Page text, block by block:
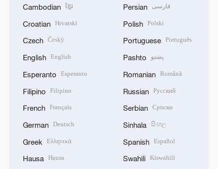
Cambodian ខ្មែរ
Croatian Hrvatski
Czech Český
English English
Esperanto Esperanto
Filipino Filipino
French Français
German Deutsch
Greek Ελληνικά
Hausa Hausa
Persian فارسی
Polish Polski
Portuguese Português
Pashto پښتو
Romanian Română
Russian Русский
Serbian Српски
Sinhala සිංහල
Spanish Español
Swahili Kiswahili